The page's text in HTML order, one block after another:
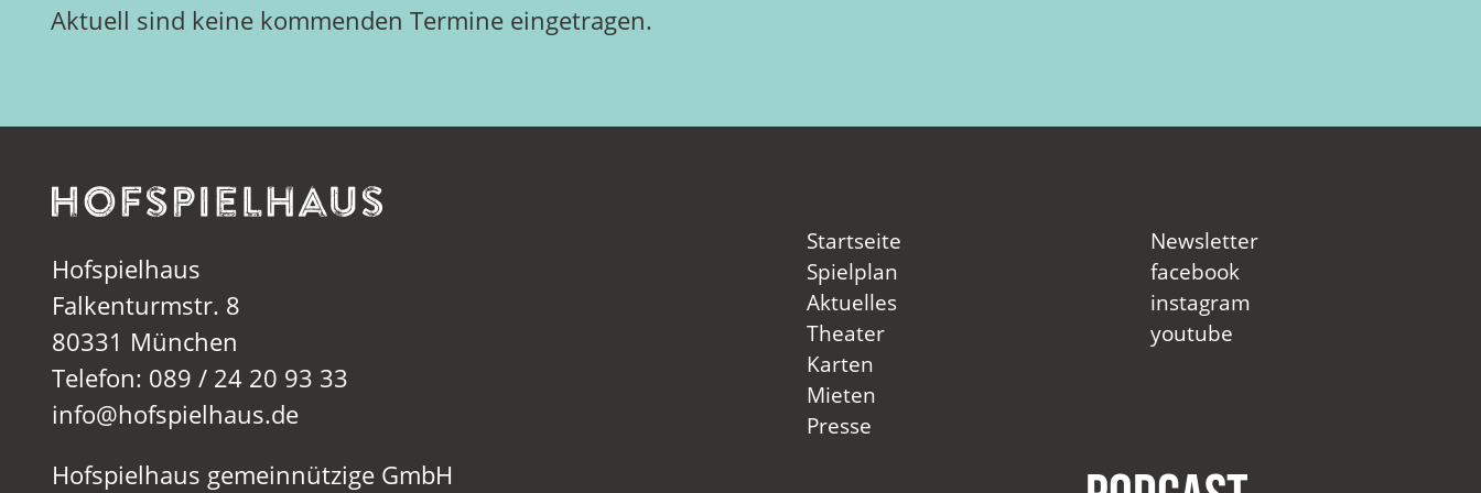
Aktuell sind keine kommenden Termine eingetragen.
Hofspielhaus
Falkenturmstr. 8
80331 München
Telefon: 089 / 24 20 93 33
info@hofspielhaus.de
Hofspielhaus gemeinnützige GmbH
Startseite
Spielplan
Aktuelles
Theater
Karten
Mieten
Presse
Newsletter
facebook
instagram
youtube